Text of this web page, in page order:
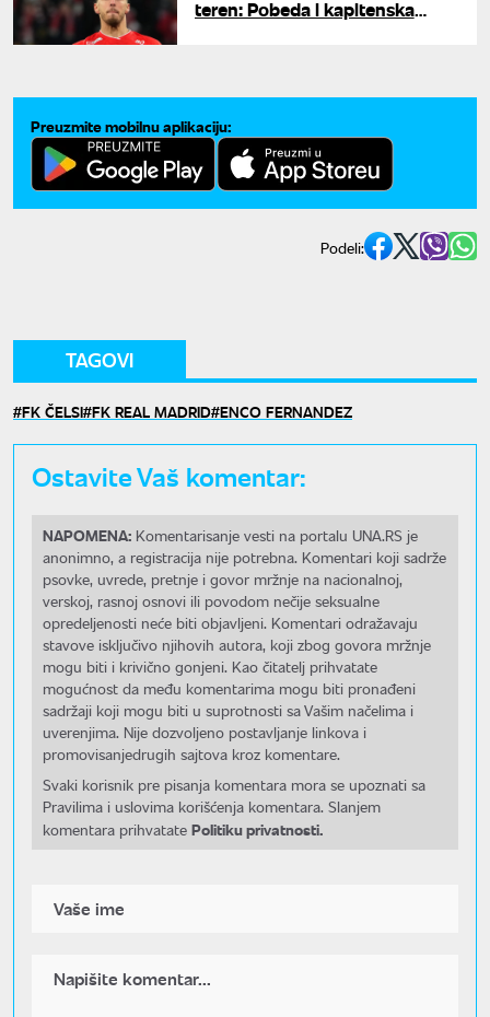
teren: Pobeda i kapitenska
Preuzmite mobilnu aplikaciju:
Podeli:
TAGOVI
FK ČELSI FK REAL MADRID ENCO FERNANDEZ
Ostavite Vaš komentar:
NAPOMENA: Komentarisanje vesti na portalu UNA.RS je
anonimno, a registracija nije potrebna. Komentari koji sadrže
psovke, uvrede, pretnje i govor mržnje na nacionalnoj,
verskoj, rasnoj osnovi ili povodom nečije seksualne
opredeljenosti neće biti objavljeni. Komentari odražavaju
stavove isključivo njihovih autora, koji zbog govora mržnje
mogu biti i krivično gonjeni. Kao čitatelj prihvatate
mogućnost da među komentarima mogu biti pronađeni
sadržaji koji mogu biti u suprotnosti sa Vašim načelima i
uverenjima. Nije dozvoljeno postavljanje linkova i
promovisanjedrugih sajtova kroz komentare.
Svaki korisnik pre pisanja komentara mora se upoznati sa
Pravilima i uslovima korišćenja komentara. Slanjem
komentara prihvatate Politiku privatnosti.